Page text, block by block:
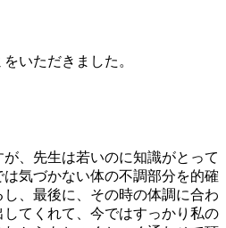
いただきました。
、先生は若いのに知識がとって
気づかない体の不調部分を的確
、最後に、その時の体調に合わ
てくれて、今ではすっかり私の